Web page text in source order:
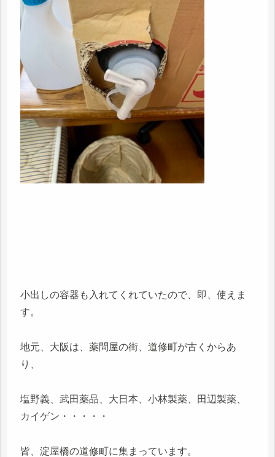
小出しの容器も入れてくれていたので、即、使えま
す。
地元、大阪は、薬問屋の街、道修町が古くからあ
り、
塩野義、武田薬品、大日本、小林製薬、田辺製薬、
カイゲン・・・・・
皆、淀屋橋の道修町に集まっています。